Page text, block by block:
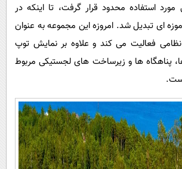
استفاده محدود قرار گرفت، تا اینکه در
‌ای تبدیل شد. امروزه این مجموعه به عنوان
فعالیت می ‌کند و علاوه بر نمایش توپ
پناهگاه‌ ها و زیرساخت‌ های لجستیکی مربوط